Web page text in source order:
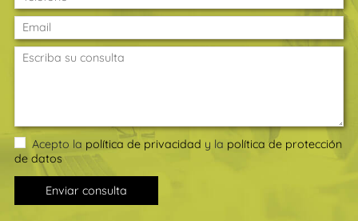
Acepto la política de privacidad y la política de protección
de datos
Enviar consulta